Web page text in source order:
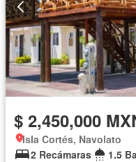
$ 2,450,000
Isla Cortés, Navolato
2 Recámaras
1.5